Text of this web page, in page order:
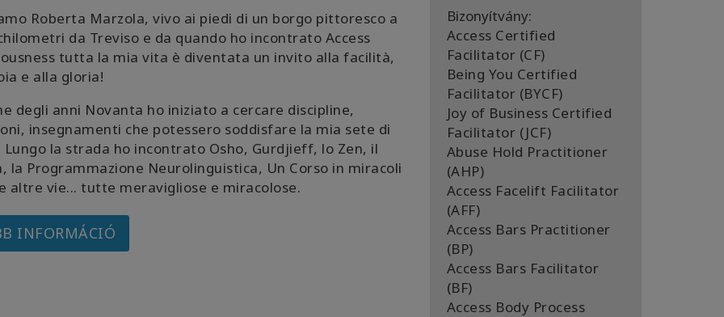
Roberta Marzola, vivo ai piedi di un borgo pittoresco a
da Treviso e da quando ho incontrato Access
tutta la mia vita è diventata un invito alla facilità,
e alla gloria!
degli anni Novanta ho iniziato a cercare discipline,
insegnamenti che potessero soddisfare la mia sete di
la strada ho incontrato Osho, Gurdjieff, lo Zen, il
la Programmazione Neurolinguistica, Un Corso in miracoli
altre vie... tutte meravigliose e miracolose.
INFORMÁCIÓ
Bizonyítvány:
Access Certified
Facilitator (CF)
Being You Certified
Facilitator (BYCF)
Joy of Business Certified
Facilitator (JCF)
Abuse Hold Practitioner
(AHP)
Access Facelift Facilitator
(AFF)
Access Bars Practitioner
(BP)
Access Bars Facilitator
(BF)
Access Body Process